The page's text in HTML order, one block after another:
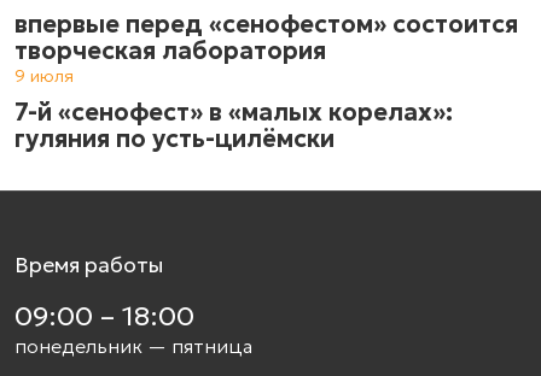
впервые перед «сенофестом» состоится
творческая лаборатория
9 июля
7-й «сенофест» в «малых корелах»:
гуляния по усть-цилёмски
Время работы
09:00 – 18:00
понедельник — пятница